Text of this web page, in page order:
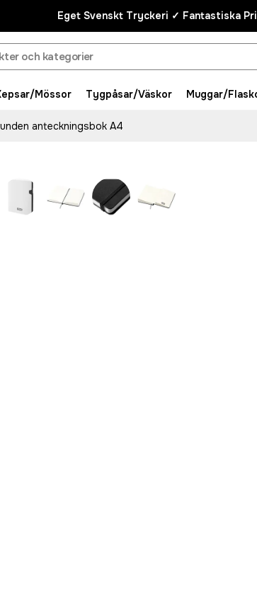
Eget Svenskt Tryckeri ✓ Fantastiska
Mössor Tygpåsar/Väskor Muggar/
anteckningsbok A4